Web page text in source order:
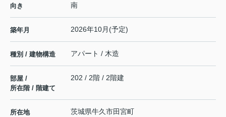
向き 南
築年月 2026年10月(予定)
種別 / 建物構造 アパート / 木造
部屋 /
所在階 / 階建て
202 / 2階 / 2階建
所在地 茨城県牛久市田宮町